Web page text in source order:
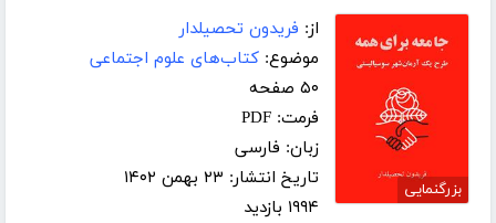
بزرگنمایی
از: فریدون تحصیلدار
موضوع: کتاب‌های علوم اجتماعی
۵۰ صفحه
فرمت: PDF
زبان: فارسی
تاریخ انتشار: ۲۳ بهمن ۱۴۰۲
۱۹۹۴ بازدید